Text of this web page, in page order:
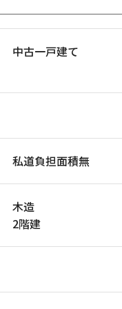
中古一戸建て
私道負担面積無
木造
2階建